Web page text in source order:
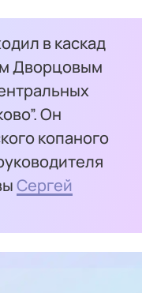
в каскад
Дворцовым
Он
копаного
Сергей